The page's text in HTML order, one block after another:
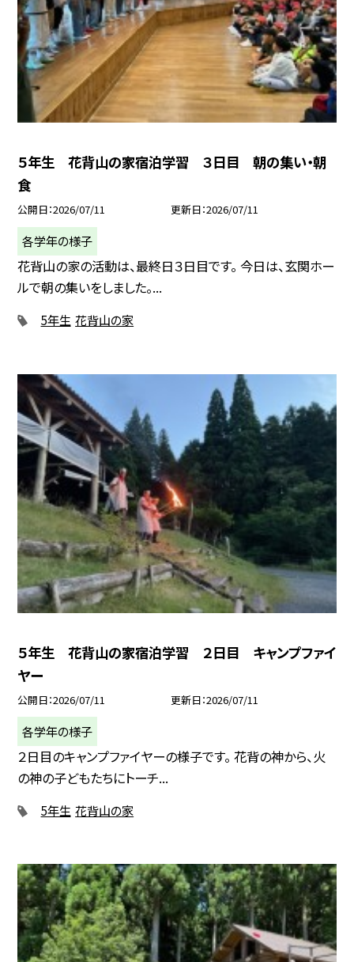
５年生 花背山の家宿泊学習 ３日目 朝の集い・朝
食
公開日 2026/07/11 更新日 2026/07/11
各学年の様子
花背山の家の活動は、最終日３日目です。 今日は、玄関ホー
ルで朝の集いをしました。...
5年生 花背山の家
５年生 花背山の家宿泊学習 ２日目 キャンプファイ
ヤー
公開日 2026/07/11 更新日 2026/07/11
各学年の様子
２日目のキャンプファイヤーの様子です。 花背の神から、火
の神の子どもたちにトーチ...
5年生 花背山の家